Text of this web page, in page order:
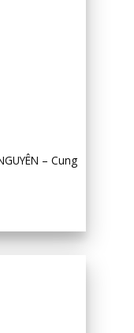
– Cung